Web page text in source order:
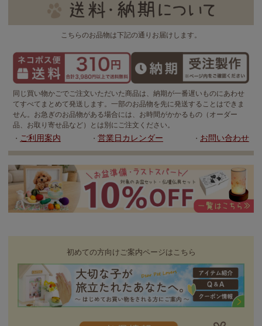
こちらのお品物は下記の通りお届けします。
同じ買い物かごでご注文いただいた商品は、納期が一番遅いものにあわせ
てすべてまとめて発送します。一部のお品物を先に発送することはできま
せん。お急ぎのお品物がある場合には、お時間がかかるもの（オーダー
品、お取り寄せ品など）とは別にご注文ください。
・ ご利用案内 ・ 営業日カレンダー ・ お問い合わせ
初めての方向けご案内ページはこちら